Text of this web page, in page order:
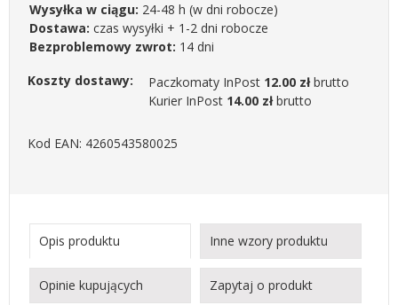
Wysyłka w ciągu: 24-48 h (w dni robocze)
Dostawa: czas wysyłki + 1-2 dni robocze
Bezproblemowy zwrot: 14 dni
Koszty dostawy:
Paczkomaty InPost 12.00 złbrutto
Kurier InPost 14.00 złbrutto
Kod EAN: 4260543580025
Opis produktu Inne wzory produktu
Opinie kupujących Zapytaj o produkt